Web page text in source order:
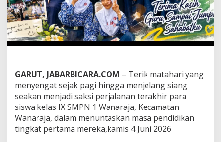
P
E
L
E
P
N
S
I
W
A
S
GARUT, JABARBICARA.COM – Terik matahari yang
menyengat sejak pagi hingga menjelang siang
seakan menjadi saksi perjalanan terakhir para
siswa kelas IX SMPN 1 Wanaraja, Kecamatan
Wanaraja, dalam menuntaskan masa pendidikan
tingkat pertama mereka,kamis 4 Juni 2026